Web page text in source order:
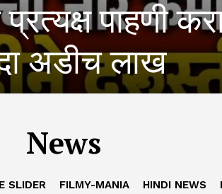
करावी;
लाख
News
SLIDER FILMY-MANIA HINDI NEWS